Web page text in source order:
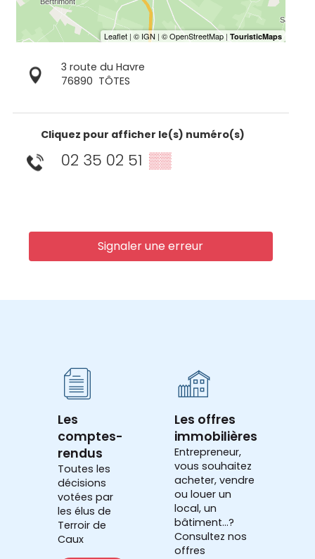
3 route du Havre
76890 TÔTES
Cliquez pour afficher le(s) numéro(s)
02 35 02 51 ▒▒
Signaler une erreur
Les
comptes-
rendus
Toutes les
décisions
votées par
les élus de
Terroir de
Caux
Les offres
immobilières
Entrepreneur,
vous souhaitez
acheter, vendre
ou louer un
local, un
bâtiment...?
Consultez nos
offres